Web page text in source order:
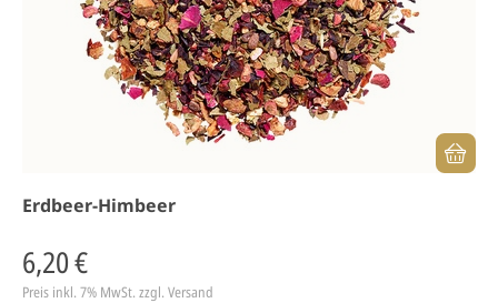
Erdbeer-Himbeer
6,20 €
Preis inkl. 7% MwSt. zzgl. Versand